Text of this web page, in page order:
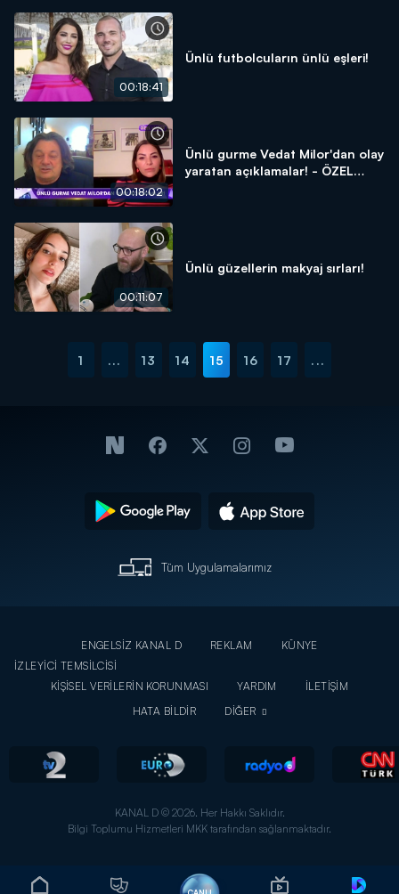
00:18:41
Ünlü futbolcuların ünlü eşleri!
00:18:02
Ünlü gurme Vedat Milor'dan olay
yaratan açıklamalar! - ÖZEL
00:11:07
Ünlü güzellerin makyaj sırları!
1 ... 13 14 15 16 17 ...
Tüm Uygulamalarımız
ENGELSİZ KANAL D REKLAM
KÜNYE
İZLEYİCİ TEMSİLCİSİ
KİŞİSEL VERİLERİN KORUNMASI
YARDIM
İLETİŞİM
HATA BİLDİR
DİĞER
KANAL D © 2026. Her Hakkı Saklıdır.
Bilgi Toplumu Hizmetleri MKK tarafından sağlanmaktadır.